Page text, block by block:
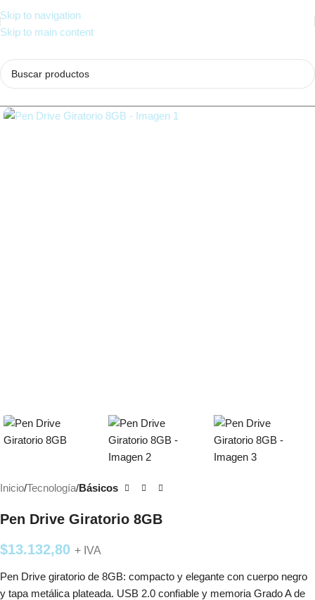
Skip to navigation
Skip to main content
Inicio Tecnología Básicos
Pen Drive Giratorio 8GB
$13.132,80 + IVA
Pen Drive giratorio de 8GB: compacto y elegante con cuerpo negro
y tapa metálica plateada. USB 2.0 confiable y memoria Grado A de